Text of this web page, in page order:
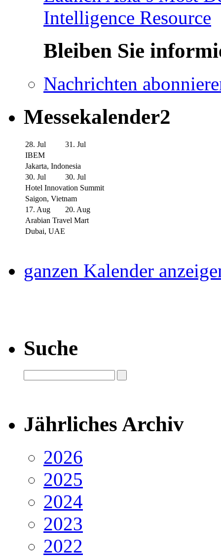
Intelligence Resource
Bleiben Sie
Nachrichten
Messekalender2
28. Jul
31. Jul
IBEM
Jakarta, Indonesia
30. Jul
30. Jul
Hotel Innovation Summit
Saigon, Vietnam
17. Aug
20. Aug
Arabian Travel Mart
Dubai, UAE
ganzen Kalender
Suche
Jährliches Archiv
2026
2025
2024
2023
2022